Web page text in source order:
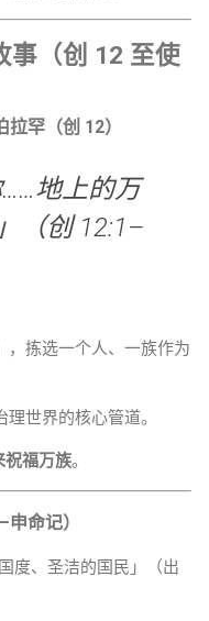
事（创 12 至使
罕（创 12）
地上的万
（创 12:1–
，拣选一个人、一族作为
世界的核心管道。
祝福万族。
命记）
度、圣洁的国民」（出